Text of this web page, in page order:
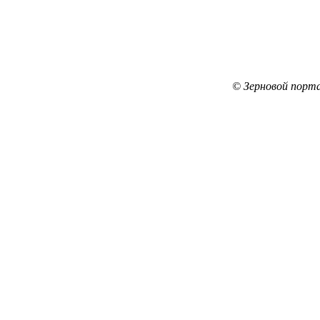
© Зерновой